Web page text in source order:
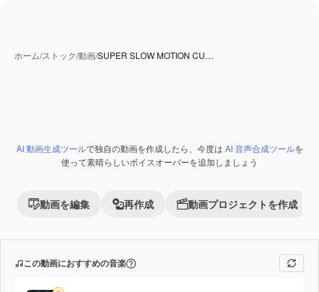
ホーム/ストック/動画/SUPER SLOW MOTION CU…
AI 動画生成ツールで独自の動画を作成したら、今度は AI 音声合成ツールを
使って素晴らしいボイスオーバーを追加しましょう
動画を編集 再作成 動画プロジェクトを作成
この動画におすすめの音楽